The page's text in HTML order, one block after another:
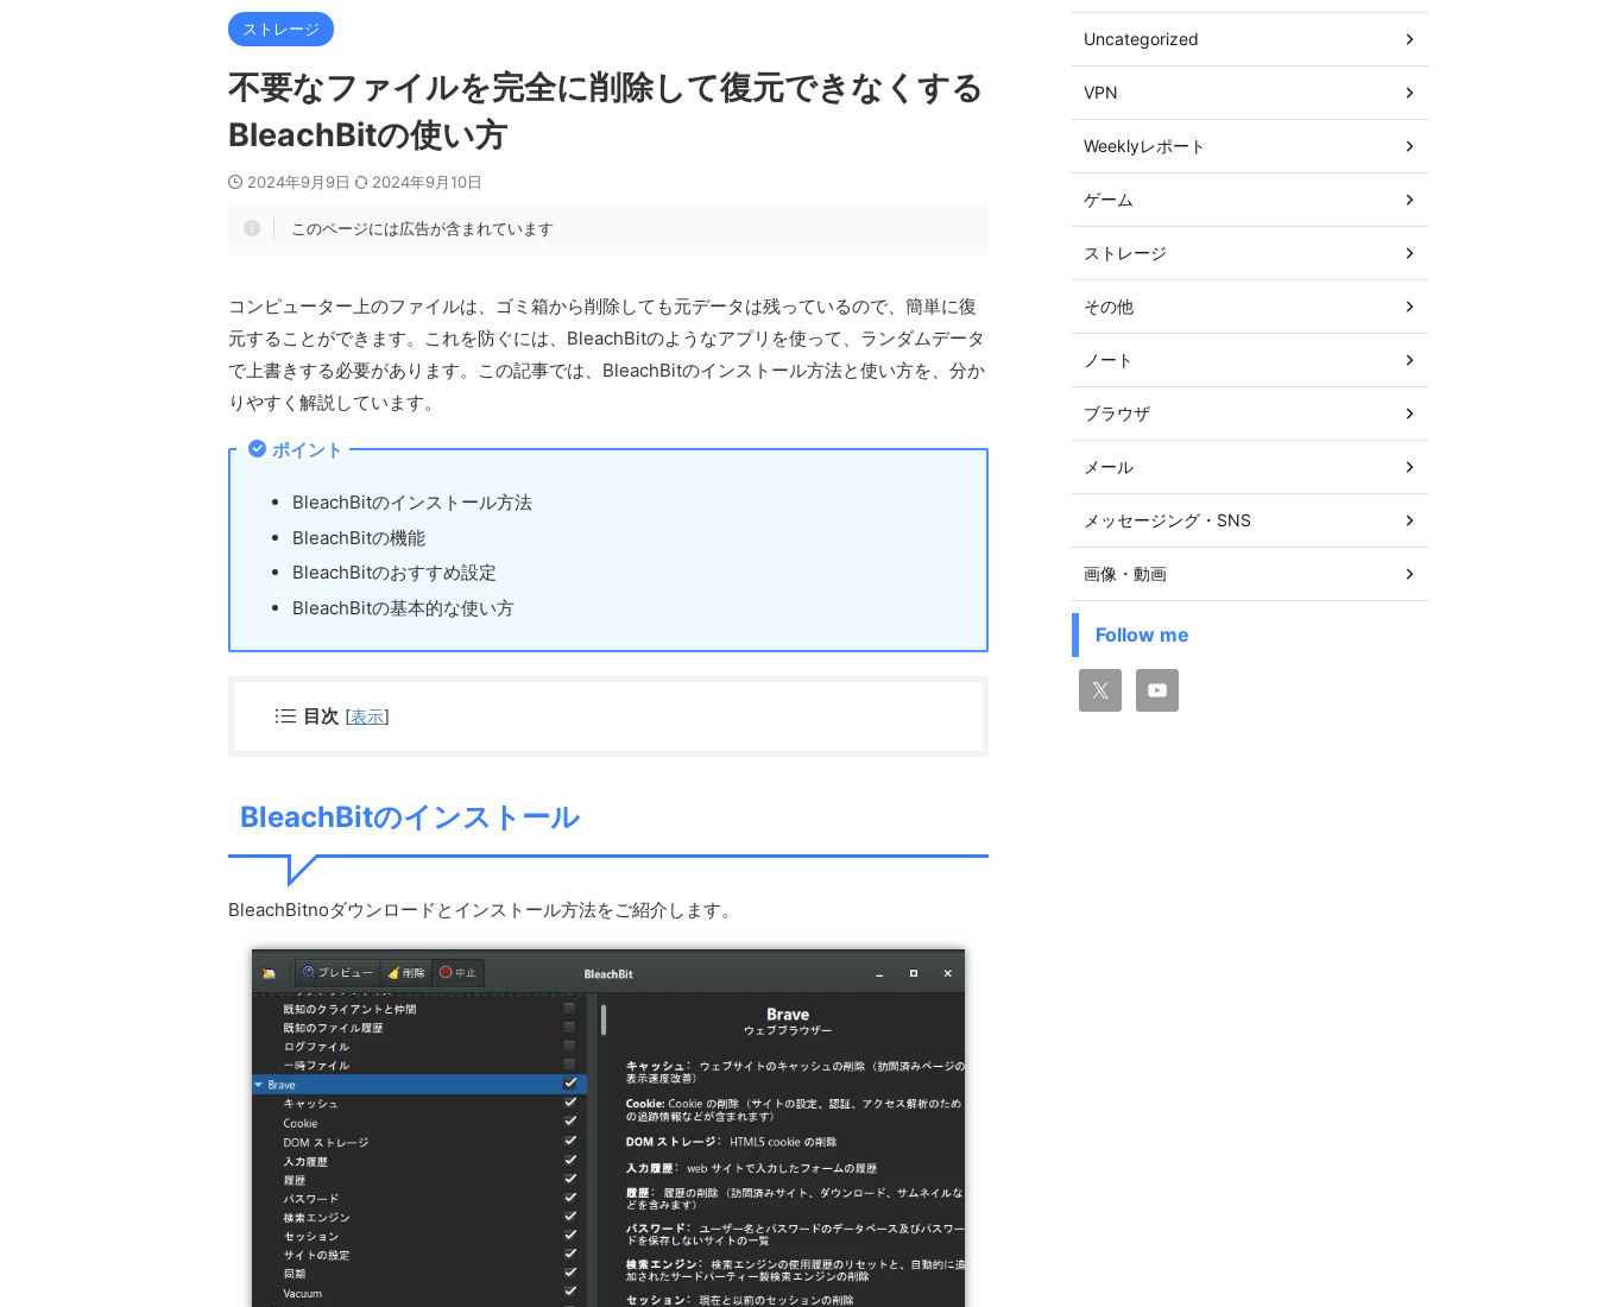
ストレージ
不要なファイルを完全に削除して復元できなくする
BleachBitの使い方
2024年9月9日 2024年9月10日
このページには広告が含まれています
コンピューター上のファイルは、ゴミ箱から削除しても元データは残っているので、簡単に復
元することができます。これを防ぐには、BleachBitのようなアプリを使って、ランダムデータ
で上書きする必要があります。この記事では、BleachBitのインストール方法と使い方を、分か
りやすく解説しています。
ポイント
BleachBitのインストール方法
BleachBitの機能
BleachBitのおすすめ設定
BleachBitの基本的な使い方
目次 [表示]
BleachBitのインストール
BleachBitnoダウンロードとインストール方法をご紹介します。
Uncategorized
VPN
Weeklyレポート
ゲーム
ストレージ
その他
ノート
ブラウザ
メール
メッセージング・SNS
画像・動画
Follow me